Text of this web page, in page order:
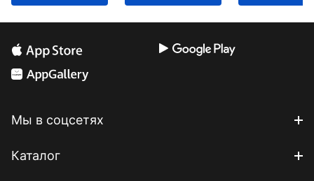
Мы в соцсетях
Каталог